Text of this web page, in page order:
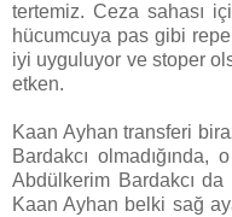
tertemiz. Ceza sahası
hücumcuya pas gibi
iyi uyguluyor ve stoper
etken.
Kaan Ayhan transferi
Bardakcı
Abdülkerim Bardakcı da
Kaan Ayhan belki sağ